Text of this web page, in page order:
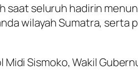
saat seluruh hadirin
wilayah Sumatra, serta
Sismoko, Wakil